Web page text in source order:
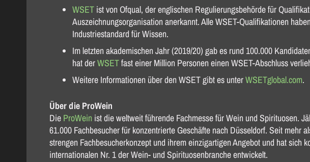
WSET ist von Ofqual, der englischen Regulierungsbehörde für
Auszeichnungsorganisation anerkannt. Alle WSET-Qualifikationen
Industriestandard für Wissen.
Im letzten akademischen Jahr (2019/20) gab es rund 100.000
hat derWSETfast einer Million Personen einen WSET-Abschluss
Weitere Informationen über den WSET gibt es unterWSETglobal.com.
Über die ProWein
Die ProWein ist die weltweit führende Fachmesse für Wein und Spirituosen.
61.000 Fachbesucher für konzentrierte Geschäfte nach Düsseldorf. Seit mehr
strengen Fachbesucherkonzept und ihrem einzigartigen Angebot und hat sich
internationalen Nr. 1 der Wein- und Spirituosenbranche entwickelt.